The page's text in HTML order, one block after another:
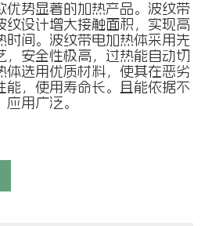
优势显著的加热产品。波纹带
纹设计增大接触面积，实现高
时间。波纹带电加热体采用先
，安全性极高，过热能自动切
体选用优质材料，使其在恶劣
能，使用寿命长。且能依据不
用广泛。